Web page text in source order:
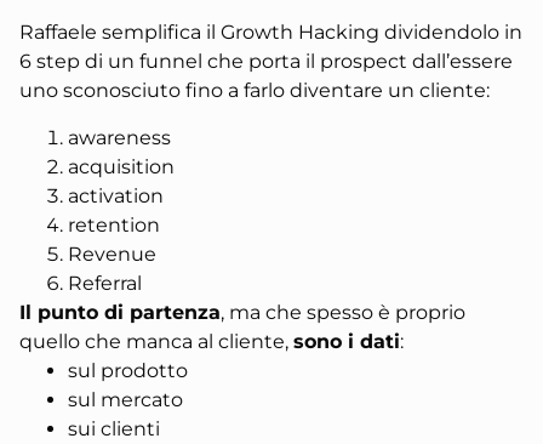
Raffaele semplifica il Growth Hacking dividendolo in
6 step di un funnel che porta il prospect dall’essere
uno sconosciuto fino a farlo diventare un cliente:
awareness
acquisition
activation
retention
Revenue
Referral
Il punto di partenza, ma che spesso è proprio
quello che manca al cliente, sono i dati:
sul prodotto
sul mercato
sui clienti